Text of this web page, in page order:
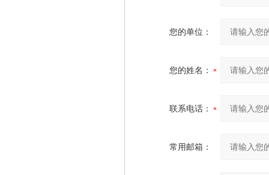
您的单位：
您的姓名：
联系电话：
常用邮箱：